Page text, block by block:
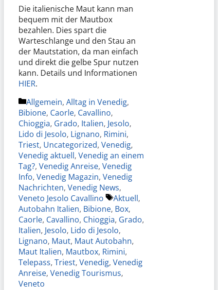
Die italienische Maut kann man
bequem mit der Mautbox
bezahlen. Dies spart die
Warteschlange und den Stau an
der Mautstation, da man einfach
und direkt die gelbe Spur nutzen
kann. Details und Informationen
HIER.
Kategorien
Allgemein, Alltag in Venedig,
Bibione, Caorle, Cavallino,
Chioggia, Grado, Italien, Jesolo,
Lido di Jesolo, Lignano, Rimini,
Triest, Uncategorized, Venedig,
Venedig aktuell, Venedig an einem
Tag?, Venedig Anreise, Venedig
Info, Venedig Magazin, Venedig
Nachrichten, Venedig News,
Veneto Jesolo Cavallino
Schlagwörter
Aktuell,
Autobahn Italien, Bibione, Box,
Caorle, Cavallino, Chioggia, Grado,
Italien, Jesolo, Lido di Jesolo,
Lignano, Maut, Maut Autobahn,
Maut Italien, Mautbox, Rimini,
Telepass, Triest, Venedig, Venedig
Anreise, Venedig Tourismus,
Veneto